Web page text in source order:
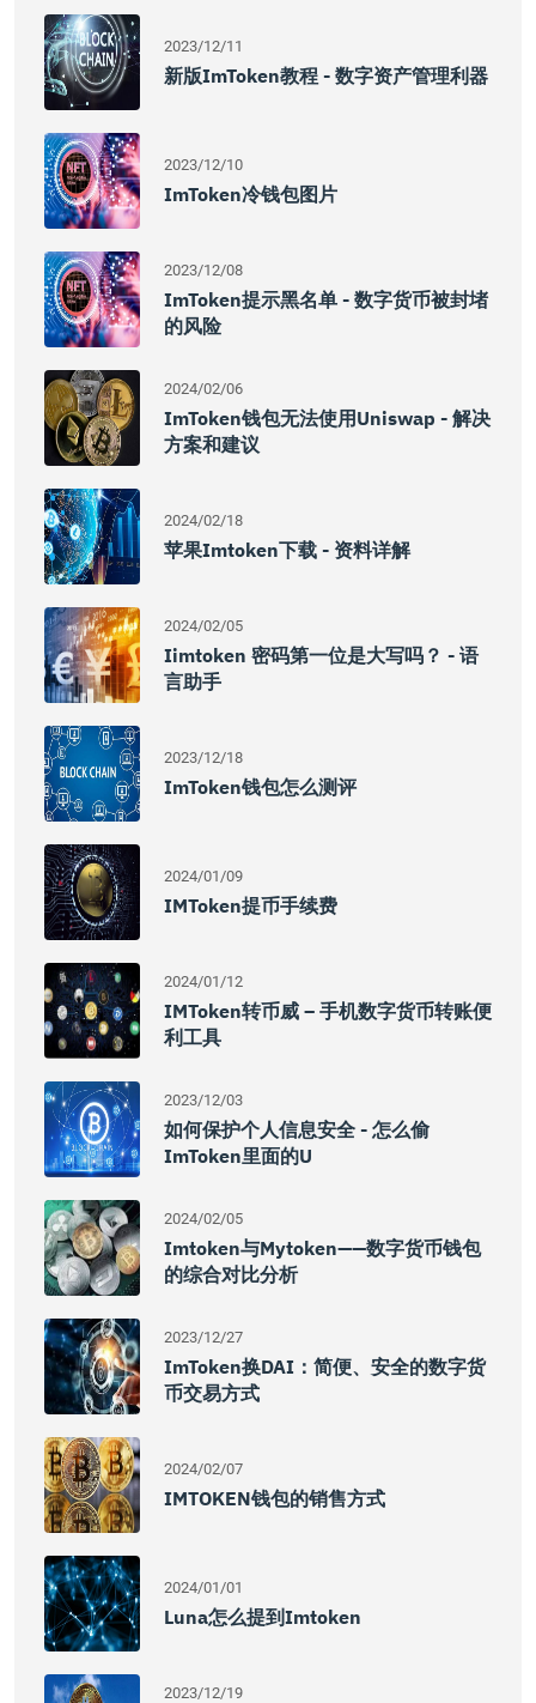
2023/12/11
新版imToken教程 - 数字资产管理利器
2023/12/10
ImToken冷钱包图片
2023/12/08
ImToken提示黑名单 - 数字货币被封堵
的风险
2024/02/06
ImToken钱包无法使用Uniswap - 解决
方案和建议
2024/02/18
苹果imtoken下载 - 资料详解
2024/02/05
Iimtoken 密码第一位是大写吗？ - 语
言助手
2023/12/18
ImToken钱包怎么测评
2024/01/09
IMToken提币手续费
2024/01/12
IMToken转币威 – 手机数字货币转账便
利工具
2023/12/03
如何保护个人信息安全 - 怎么偷
ImToken里面的U
2024/02/05
Imtoken与mytoken——数字货币钱包
的综合对比分析
2023/12/27
ImToken换DAI：简便、安全的数字货
币交易方式
2024/02/07
IMTOKEN钱包的销售方式
2024/01/01
Luna怎么提到imtoken
2023/12/19